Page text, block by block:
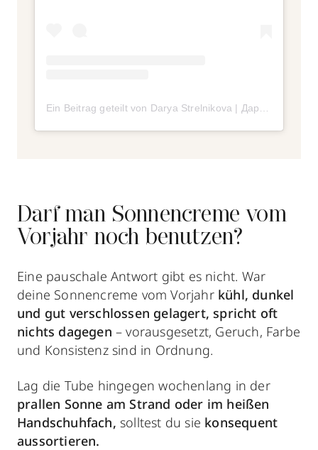
Darf man Sonnencreme vom
Vorjahr noch benutzen?
Eine pauschale Antwort gibt es nicht. War
deine Sonnencreme vom Vorjahrkühl, dunkel
und gut verschlossen gelagert, spricht oft
nichts dagegen – vorausgesetzt, Geruch, Farbe
und Konsistenz sind in Ordnung.
Lag die Tube hingegen wochenlang in der
prallen Sonne am Strand oder im heißen
Handschuhfach, solltest du sie konsequent
aussortieren.